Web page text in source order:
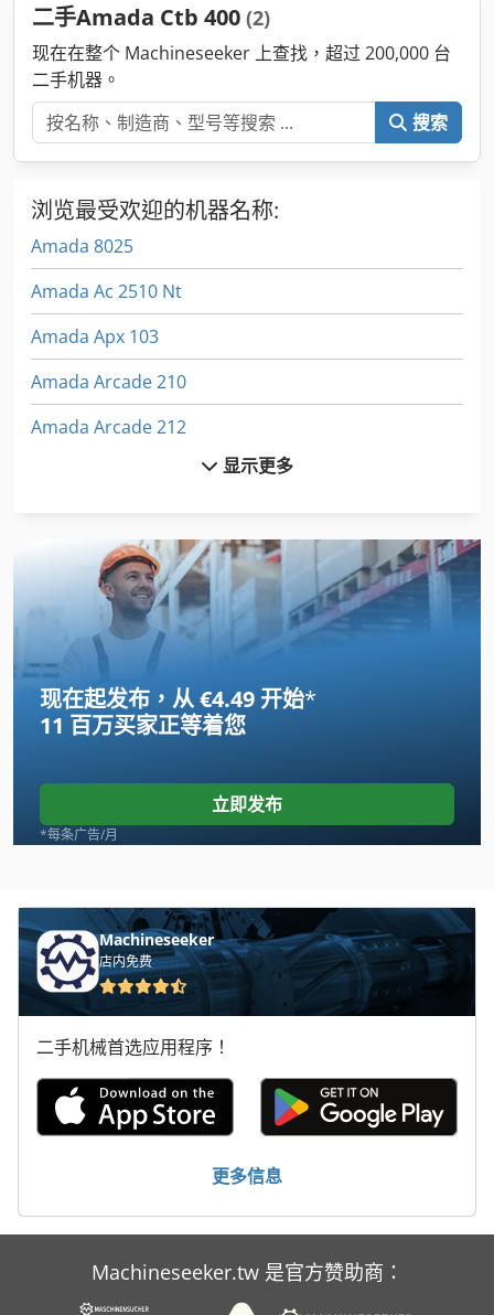
二手Amada Ctb 400 (2)
现在在整个 Machineseeker 上查找，超过 200,000 台
二手机器。
搜索
浏览最受欢迎的机器名称:
Amada 8025
Amada Ac 2510 Nt
Amada Apx 103
Amada Arcade 210
Amada Arcade 212
Amada Em 2510 Nt
Amada Europe 245
Amada Europe 258
Amada Fo 3015
Amada Ha 250
Amada Ha 400
Amada Ha 500
Amada Lc 1212
Amada Lc 2415
Amada Pega
Amada Pega 244
Amada Pega 357
Amada Vipros 368 King
Gildemeister Ctx 400
显示更多
现在起发布，从 €4.49 开始*
11 百万买家正等着您
立即发布
*每条广告/月
Machineseeker
店内免费
二手机械首选应用程序！
更多信息
Machineseeker.tw 是官方赞助商：